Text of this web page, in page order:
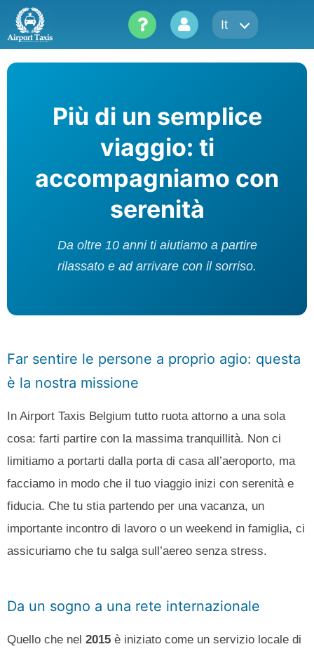
Skip
content
It
Più di un semplice
viaggio: ti
accompagniamo con
serenità
Da oltre 10 anni ti aiutiamo a partire
rilassato e ad arrivare con il sorriso.
Far sentire le persone a proprio agio: questa
è la nostra missione
In Airport Taxis Belgium tutto ruota attorno a una sola
cosa: farti partire con la massima tranquillità. Non ci
limitiamo a portarti dalla porta di casa all’aeroporto, ma
facciamo in modo che il tuo viaggio inizi con serenità e
fiducia. Che tu stia partendo per una vacanza, un
importante incontro di lavoro o un weekend in famiglia, ci
assicuriamo che tu salga sull’aereo senza stress.
Da un sogno a una rete internazionale
Quello che nel 2015è iniziato come un servizio locale di